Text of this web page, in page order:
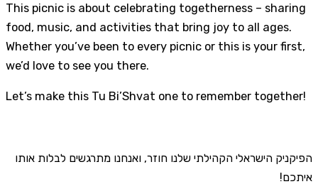
This picnic is about celebrating togetherness – sharing
food, music, and activities that bring joy to all ages.
Whether you’ve been to every picnic or this is your first,
we’d love to see you there.
Let’s make this Tu Bi’Shvat one to remember together!
הפיקניק הישראלי הקהילתי שלנו חוזר, ואנחנו מתרגשים לבלות אותו
איתכם!